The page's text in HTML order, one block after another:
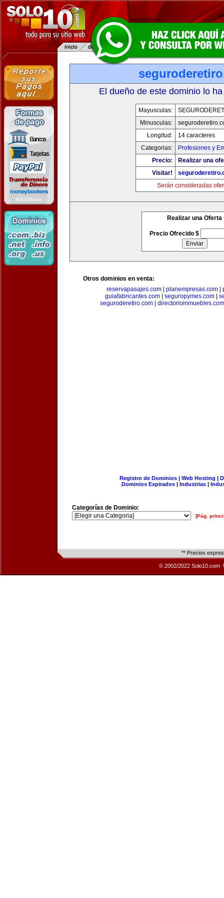
El dueño de este dominio lo
Mayusculas:
Minusculas:
Longitud:
14 caracteres
Categorias:
Profesiones y
Precio:
Realizar una
Visitar!
Serán consideradas
Realizar una Oferta
Precio Ofrecido $
Otros dominios en venta:
reservapasajes.com
planempresas.com
guiafabricantes.com| seguropymes.com|
seguroderetiro.com| directorioinmuebles.com
Registro de Dominios| Web Hosting |
Dominios Expirados | Industrias |
Categorías de Dominio:
[Pág.
** Precios
© 2002/2022 Solo10.com